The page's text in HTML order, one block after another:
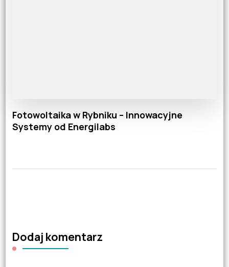
Fotowoltaika w Rybniku – Innowacyjne
Systemy od Energilabs
Dodaj komentarz